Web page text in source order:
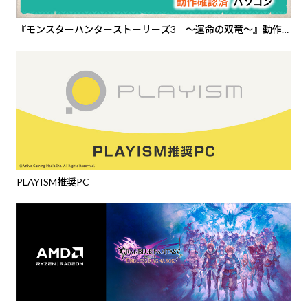
『モンスターハンターストーリーズ3 ～運命の双竜～』動作確
PLAYISM推奨PC